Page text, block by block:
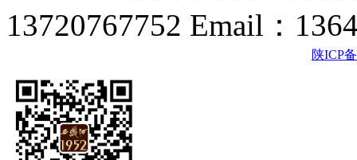
13720767752 Email：
陕ICP